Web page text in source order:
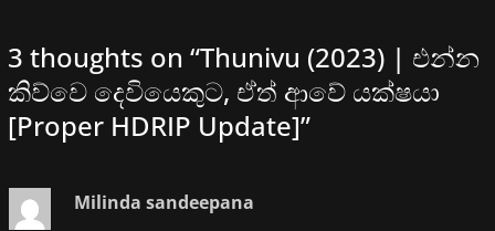
3 thoughts on “Thunivu (2023) | එන්න
කිව්වෙ දෙවියෙකුට, ඒත් ආවේ යක්ෂයා
[Proper HDRIP Update]”
Milinda sandeepana